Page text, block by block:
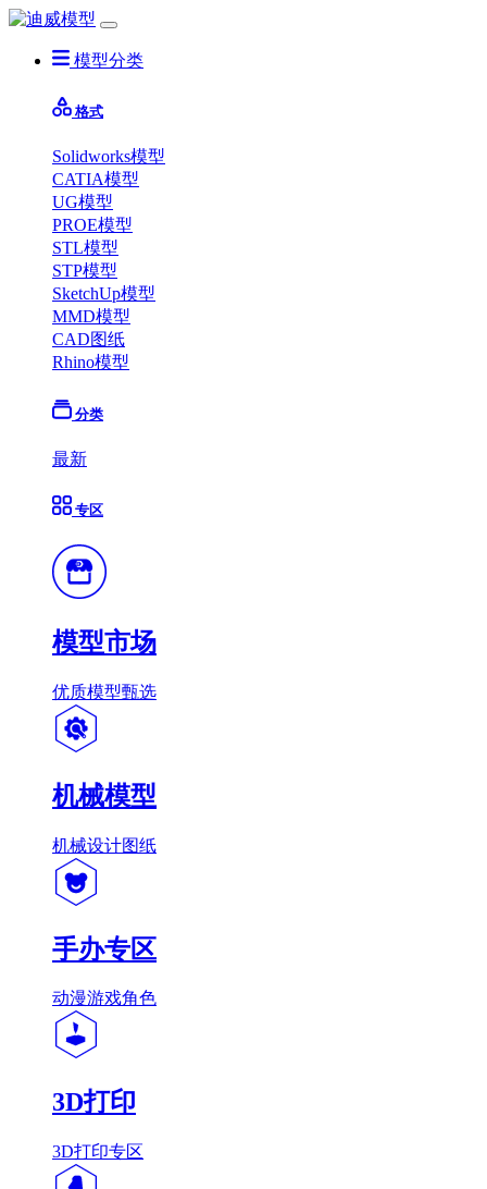
模型分类
格式
Solidworks模型
CATIA模型
UG模型
PROE模型
STL模型
STP模型
SketchUp模型
MMD模型
CAD图纸
Rhino模型
分类
最新
专区
模型市场
优质模型甄选
机械模型
机械设计图纸
手办专区
动漫游戏角色
3D打印
3D打印专区